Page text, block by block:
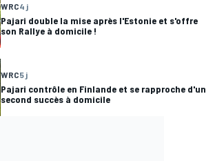
WRC4 j
Pajari double la mise après l'Estonie et s'offre
son Rallye à domicile !
WRC5 j
Pajari contrôle en Finlande et se rapproche d'un
second succès à domicile